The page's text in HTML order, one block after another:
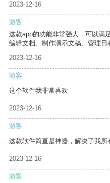
2023-12-16
游客
这款app的功能非常强大，可以满
编辑文档、制作演示文稿、管理日
2023-12-16
游客
这个软件我非常喜欢
2023-12-16
游客
这款软件简直是神器，解决了我所
2023-12-16
游客